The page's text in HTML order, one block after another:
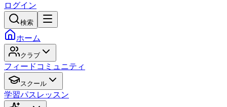
ログイン
検索
ホーム
クラブ
フィード コミュニティ
スクール
学習パス レッスン